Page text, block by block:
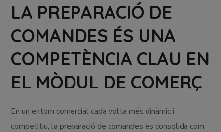
LA PREPARACIÓ DE
COMANDES ÉS UNA
COMPETÈNCIA CLAU EN
EL MÒDUL DE COMERÇ
En un entorn comercial cada volta més dinàmic i
competitiu, la preparació de comandes es consolida com